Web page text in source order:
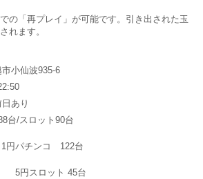
の「再プレイ」が可能です。引き出された玉
れます。
小仙波935-6
あり
台/スロット90台
円パチンコ 122台
5円スロット 45台